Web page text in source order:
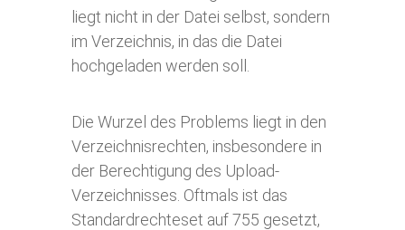
liegt nicht in der Datei selbst, sondern
im Verzeichnis, in das die Datei
hochgeladen werden soll.
Die Wurzel des Problems liegt in den
Verzeichnisrechten, insbesondere in
der Berechtigung des Upload-
Verzeichnisses. Oftmals ist das
Standardrechteset auf 755 gesetzt,